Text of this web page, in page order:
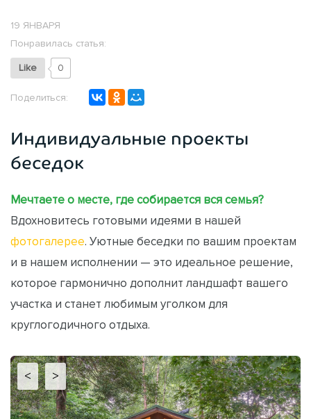
19 ЯНВАРЯ
Понравилась статья:
Like 0
Поделиться:
Индивидуальные проекты
беседок
Мечтаете о месте, где собирается вся семья?
Вдохновитесь готовыми идеями в нашей
фотогалерее. Уютные беседки по вашим проектам
и в нашем исполнении — это идеальное решение,
которое гармонично дополнит ландшафт вашего
участка и станет любимым уголком для
круглогодичного отдыха.
< >